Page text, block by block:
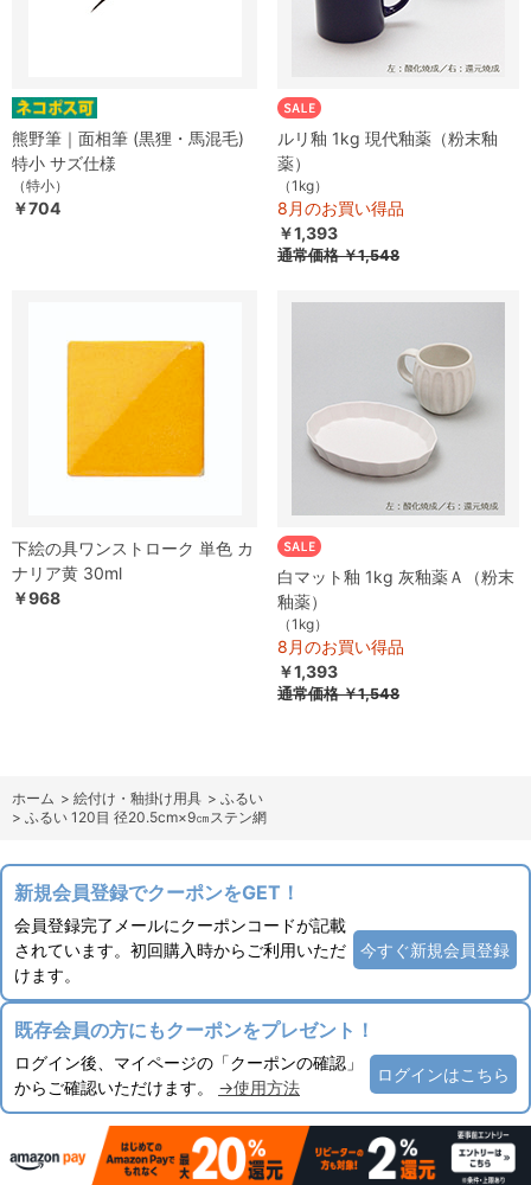
熊野筆｜面相筆 (黒狸・馬混毛)
特小 サズ仕様
（特小）
￥704
ルリ釉 1kg 現代釉薬（粉末釉
薬）
（1kg）
8月のお買い得品
￥1,393
通常価格￥1,548
下絵の具ワンストローク 単色 カ
ナリア黄 30ml
￥968
白マット釉 1kg 灰釉薬Ａ（粉末
釉薬）
（1kg）
8月のお買い得品
￥1,393
通常価格￥1,548
ホーム > 絵付け・釉掛け用具 > ふるい
> ふるい 120目 径20.5cm×9㎝ステン網
新規会員登録でクーポンをGET！
会員登録完了メールにクーポンコードが記載
されています。初回購入時からご利用いただ
けます。
今すぐ新規会員登録
既存会員の方にもクーポンをプレゼント！
ログイン後、マイページの「クーポンの確認」
からご確認いただけます。 →使用方法
ログインはこちら